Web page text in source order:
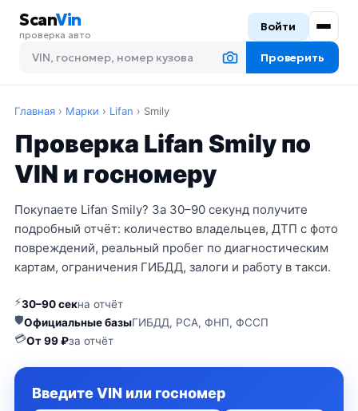
ScanVin
проверка авто
Проверить
Войти
Главная › Марки › Lifan › Smily
Проверка Lifan Smily по
VIN и госномеру
Покупаете Lifan Smily? За 30–90 секунд получите
подробный отчёт: количество владельцев, ДТП с фото
повреждений, реальный пробег по диагностическим
картам, ограничения ГИБДД, залоги и работу в такси.
⚡30–90 секна отчёт
🛡Официальные базыГИБДД, РСА, ФНП, ФССП
💳От 99 ₽за отчёт
Введите VIN или госномер